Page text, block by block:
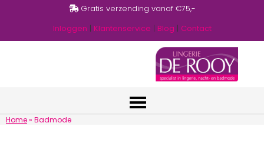
Gratis verzending vanaf €75,-
Inloggen | Klantenservice | Blog | Contact
Home» Badmode